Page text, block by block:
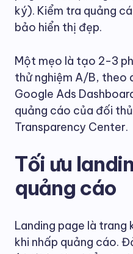
ký). Kiểm tra quảng
bảo hiển thị đẹp.
Một mẹo là tạo 2-3
thử nghiệm A/B, theo
Google Ads
quảng cáo của đối
Transparency Center.
Tối ưu
quảng cáo
Landing page là trang
khi nhấp quảng cáo.